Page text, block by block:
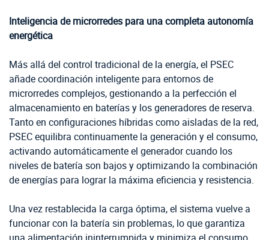
Inteligencia de microrredes para una completa autonomía
energética
Más allá del control tradicional de la energía, el PSEC
añade coordinación inteligente para entornos de
microrredes complejos, gestionando a la perfección el
almacenamiento en baterías y los generadores de reserva.
Tanto en configuraciones híbridas como aisladas de la red,
PSEC equilibra continuamente la generación y el consumo,
activando automáticamente el generador cuando los
niveles de batería son bajos y optimizando la combinación
de energías para lograr la máxima eficiencia y resistencia.
Una vez restablecida la carga óptima, el sistema vuelve a
funcionar con la batería sin problemas, lo que garantiza